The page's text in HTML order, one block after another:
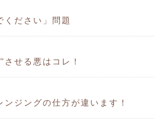
ください」問題
せる悪はコレ！
ジングの仕方が違います！